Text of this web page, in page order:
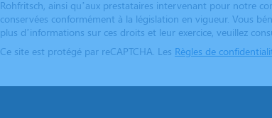
Rohfritsch, ainsi qu’aux prestataires intervenant pour notre
conservées conformément à la législation en vigueur. Vous
plus d’informations sur ces droits et leur exercice, veuillez
Ce site est protégé par reCAPTCHA. Les Règles de